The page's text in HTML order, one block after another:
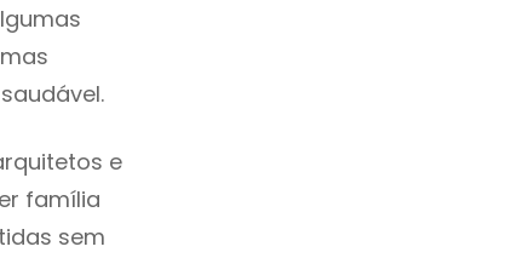
e
família
sem